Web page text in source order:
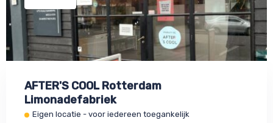
AFTER'S COOL Rotterdam
Limonadefabriek
Eigen locatie - voor iedereen toegankelijk